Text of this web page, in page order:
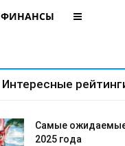
ФИНАНСЫ
Интересные
Самые
2025 года